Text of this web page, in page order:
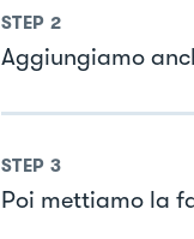
STEP 2
Aggiungiamo
STEP 3
Poi mettiamo la